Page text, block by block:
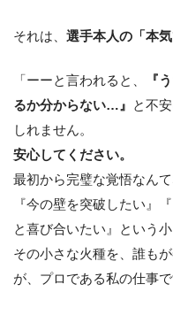
それは、 選手本人の「本
「ーーと言われると、
『
るか分からない…』
と不
しれません。
安心してください。
最初から完璧な覚悟なんて
『今の壁を突破したい』
と喜び合いたい』という
その小さな火種を、誰も
が、プロである私の仕事で